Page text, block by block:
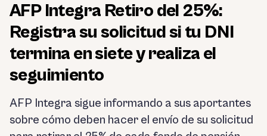
AFP Integra Retiro del 25%:
Registra su solicitud si tu DNI
termina en siete y realiza el
seguimiento
AFP Integra sigue informando a sus aportantes
sobre cómo deben hacer el envío de su solicitud